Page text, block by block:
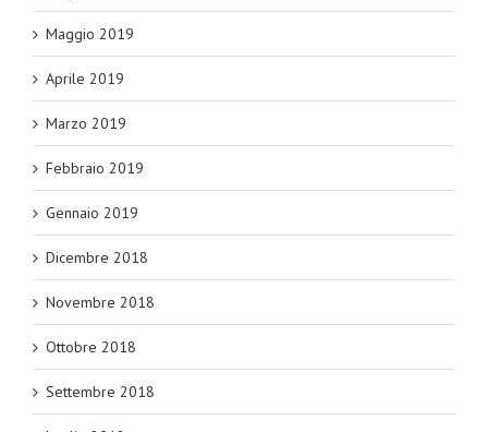
Maggio 2019
Aprile 2019
Marzo 2019
Febbraio 2019
Gennaio 2019
Dicembre 2018
Novembre 2018
Ottobre 2018
Settembre 2018